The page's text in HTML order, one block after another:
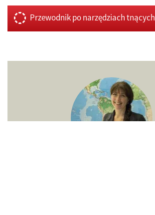
Przewodnik po narzędziach tnących